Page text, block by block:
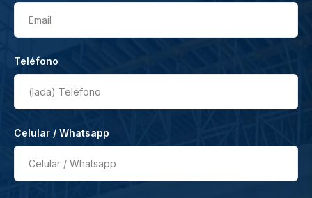
Email
Teléfono
(lada) Teléfono
Celular / Whatsapp
Celular / Whatsapp